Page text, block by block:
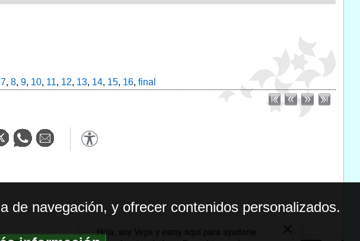
7, 8, 9, 10, 11, 12, 13, 14, 15, 16, final
de navegación, y ofrecer contenidos personalizados.